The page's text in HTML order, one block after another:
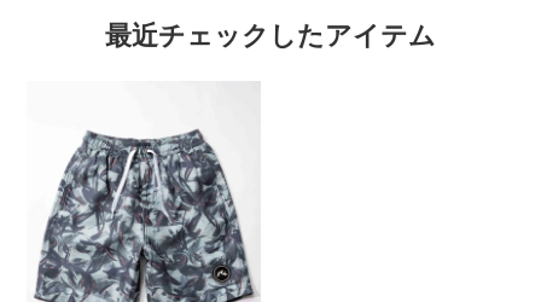
最近チェックしたアイテム